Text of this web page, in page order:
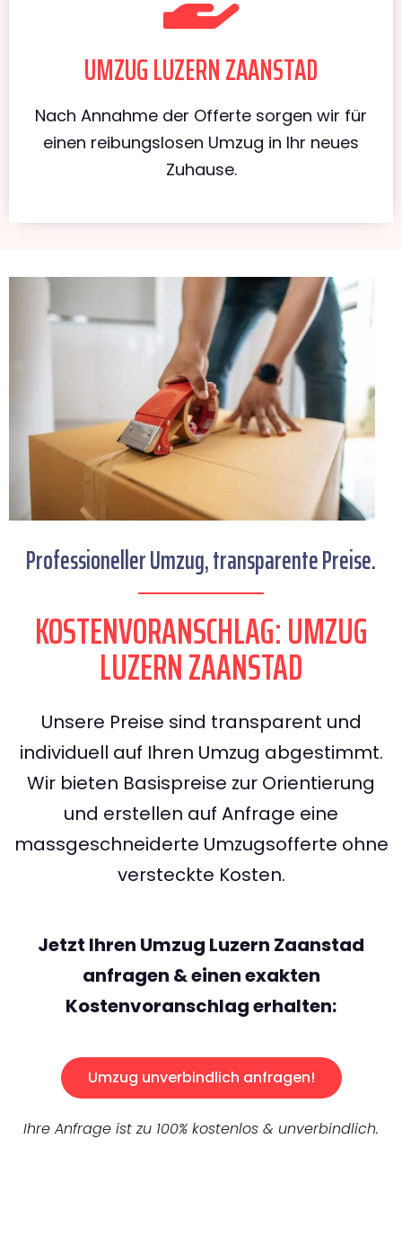
UMZUG LUZERN ZAANSTAD
Nach Annahme der Offerte sorgen wir für
einen reibungslosen Umzug in Ihr neues
Zuhause.
Professioneller Umzug, transparente Preise.
KOSTENVORANSCHLAG: UMZUG
LUZERN ZAANSTAD
Unsere Preise sind transparent und
individuell auf Ihren Umzug abgestimmt.
Wir bieten Basispreise zur Orientierung
und erstellen auf Anfrage eine
massgeschneiderte Umzugsofferte ohne
versteckte Kosten.
Jetzt Ihren Umzug Luzern Zaanstad
anfragen & einen exakten
Kostenvoranschlag erhalten:
Umzug unverbindlich anfragen!
Ihre Anfrage ist zu 100% kostenlos & unverbindlich.